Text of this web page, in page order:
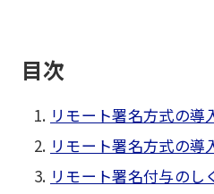
目次
リモート署名方式の導
リモート署名方式の導
リモート署名付与のし